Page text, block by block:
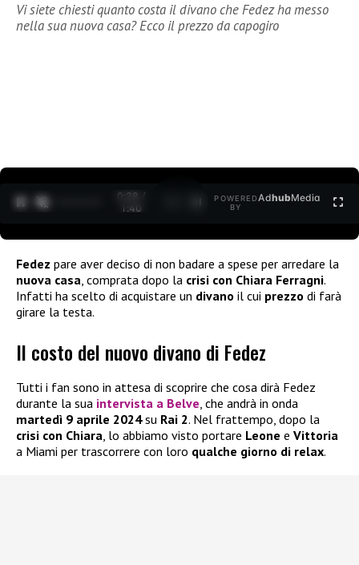
Vi siete chiesti quanto costa il divano che Fedez ha messo
nella sua nuova casa? Ecco il prezzo da capogiro
0:30 /
1:40
POWERED
BY
AdhubMedia
Fedez pare aver deciso di non badare a spese per arredare la
nuova casa , comprata dopo la crisi con Chiara Ferragni.
Infatti ha scelto di acquistare un divano il cui prezzo di farà
girare la testa.
Il costo del nuovo divano di Fedez
Tutti i fan sono in attesa di scoprire che cosa dirà Fedez
durante la sua intervista a Belve, che andrà in onda
martedì 9 aprile 2024su Rai 2. Nel frattempo, dopo la
crisi con Chiara, lo abbiamo visto portare Leone e Vittoria
a Miami per trascorrere con loro qualche giorno di relax.